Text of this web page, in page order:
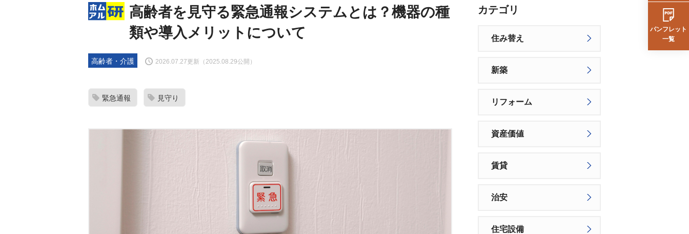
高齢者を見守る緊急通報システムとは？機器の種
類や導入メリットについて
高齢者・介護 2026.07.27更新（2025.08.29公開）
緊急通報 見守り
カテゴリ
住み替え
新築
リフォーム
資産価値
賃貸
治安
住宅設備
パンフレット
一覧